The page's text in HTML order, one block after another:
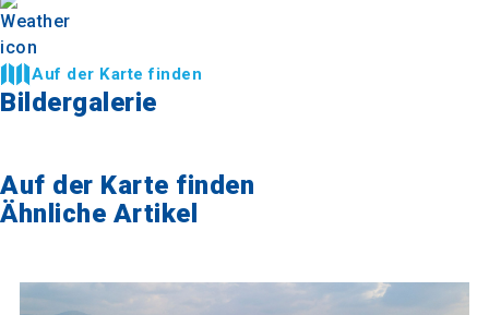
Auf der Karte finden
Bildergalerie
Auf der Karte finden
Ähnliche Artikel